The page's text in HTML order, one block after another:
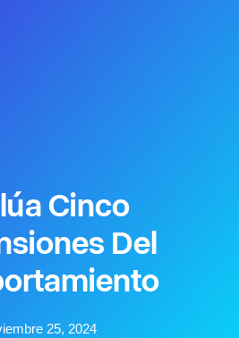
Cinco
Del
25, 2024